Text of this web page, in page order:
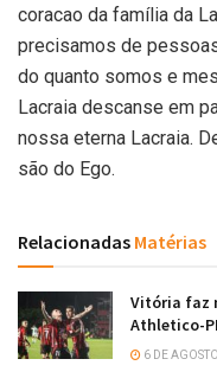
coracao da família da
precisamos de
do quanto somos e
Lacraia descanse em
nossa eterna Lacraia.
são do Ego.
Relacionadas Matérias
Vitória faz
Athletico-
6 DE